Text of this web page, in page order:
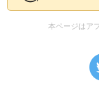
本ページはア